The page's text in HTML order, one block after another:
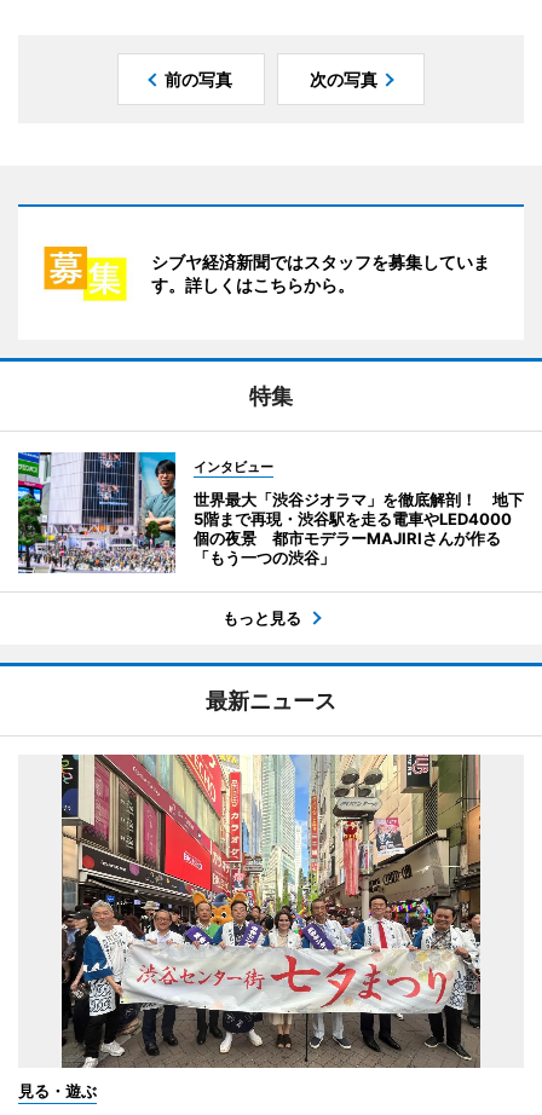
前の写真 次の写真
シブヤ経済新聞ではスタッフを募集していま
す。詳しくはこちらから。
特集
インタビュー
世界最大「渋谷ジオラマ」を徹底解剖！ 地下
5階まで再現・渋谷駅を走る電車やLED4000
個の夜景 都市モデラーMAJIRIさんが作る
「もう一つの渋谷」
もっと見る
最新ニュース
見る・遊ぶ